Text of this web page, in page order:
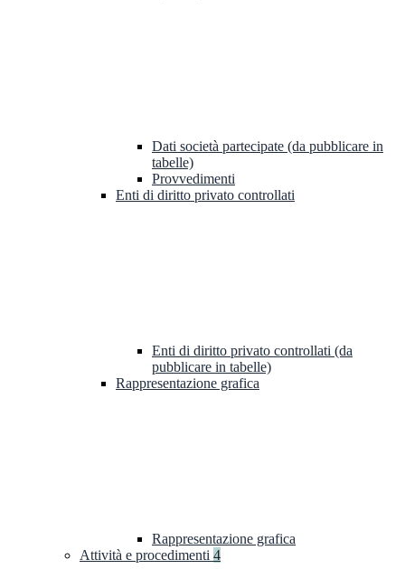
Dati società partecipate (da pubblicare in
tabelle)
Provvedimenti
Enti di diritto privato controllati
Enti di diritto privato controllati (da
pubblicare in tabelle)
Rappresentazione grafica
Rappresentazione grafica
Attività e procedimenti 4